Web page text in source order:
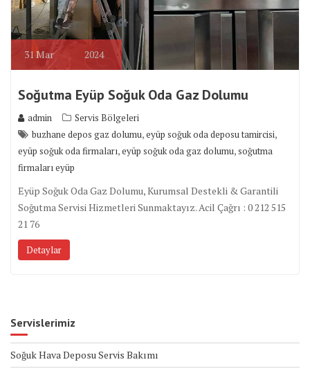
31Mar 2024
Soğutma Eyüp Soğuk Oda Gaz Dolumu
admin
Servis Bölgeleri
buzhane depos gaz dolumu,eyüp soğuk oda deposu tamircisi,
eyüp soğuk oda firmaları,eyüp soğuk oda gaz dolumu,soğutma
firmaları eyüp
Eyüp Soğuk Oda Gaz Dolumu, Kurumsal Destekli & Garantili
Soğutma Servisi Hizmetleri Sunmaktayız. Acil Çağrı : 0 212 515
21 76
Detaylar
Servislerimiz
Soğuk Hava Deposu Servis Bakımı